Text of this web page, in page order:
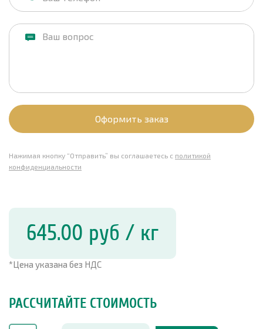
Оформить заказ
Нажимая кнопку “Отправить” вы соглашаетесь с политикой
конфиденциальности
645.00 руб / кг
*Цена указана без НДС
РАССЧИТАЙТЕ СТОИМОСТЬ